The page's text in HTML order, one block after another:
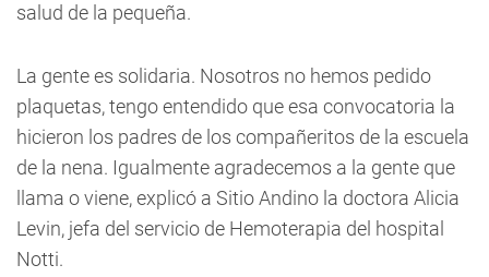
salud de la pequeña.
La gente es solidaria. Nosotros no hemos pedido
plaquetas, tengo entendido que esa convocatoria la
hicieron los padres de los compañeritos de la escuela
de la nena. Igualmente agradecemos a la gente que
llama o viene, explicó a Sitio Andino la doctora Alicia
Levin, jefa del servicio de Hemoterapia del hospital
Notti.